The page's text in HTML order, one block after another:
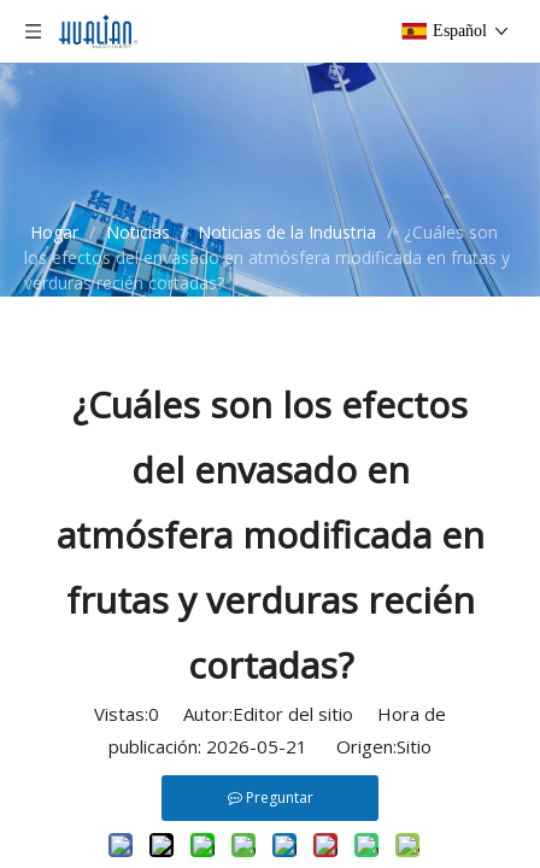
Español
Hogar / Noticias / Noticias de la Industria / ¿Cuáles son
los efectos del envasado en atmósfera modificada en frutas y
verduras recién cortadas?
¿Cuáles son los efectos
del envasado en
atmósfera modificada en
frutas y verduras recién
cortadas?
Vistas:0 Autor:Editor del sitio Hora de
publicación: 2026-05-21 Origen:Sitio
Preguntar